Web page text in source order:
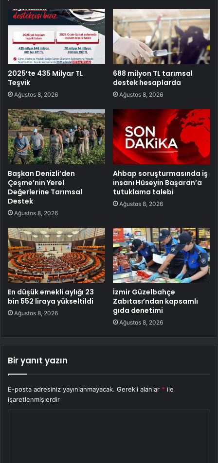
2025’te 435 Milyar TL
Teşvik
Ağustos 8, 2026
688 milyon TL tarımsal
destek hesaplarda
Ağustos 8, 2026
Başkan Denizli’den
Çeşme’nin Yerel
Değerlerine Tarımsal
Destek
Ağustos 8, 2026
Ahbap soruşturmasında iş
insanı Hüseyin Başaran’a
tutuklama talebi
Ağustos 8, 2026
En düşük emekli aylığı 23
bin 552 liraya yükseltildi
Ağustos 8, 2026
İzmir Güzelbahçe
Zabıtası’ndan kapsamlı
gıda denetimi
Ağustos 8, 2026
Bir yanıt yazın
E-posta adresiniz yayınlanmayacak. Gerekli alanlar * ile
işaretlenmişlerdir